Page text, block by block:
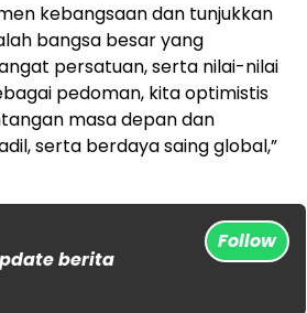
kebangsaan dan tunjukkan
bangsa besar yang
persatuan, serta nilai-nilai
pedoman, kita optimistis
masa depan dan
serta berdaya saing global,”
berita
Follow